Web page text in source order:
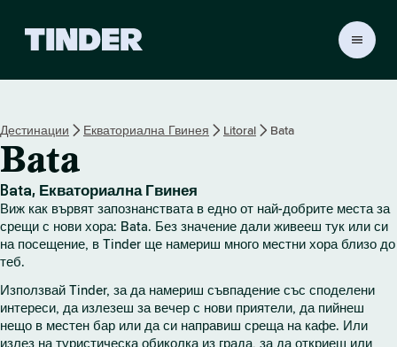
r
ч
а
л
о
Дестинации Екваториална Гвинея Litoral Bata
Bata
Bata, Екваториална Гвинея
Виж как вървят запознанствата в едно от най-добрите места за
срещи с нови хора: Bata. Без значение дали живееш тук или си
на посещение, в Tinder ще намериш много местни хора близо до
теб.
Използвай Tinder, за да намериш съвпадение със споделени
интереси, да излезеш за вечер с нови приятели, да пийнеш
нещо в местен бар или да си направиш среща на кафе. Или
излез на туристическа обиколка из града, за да откриеш или